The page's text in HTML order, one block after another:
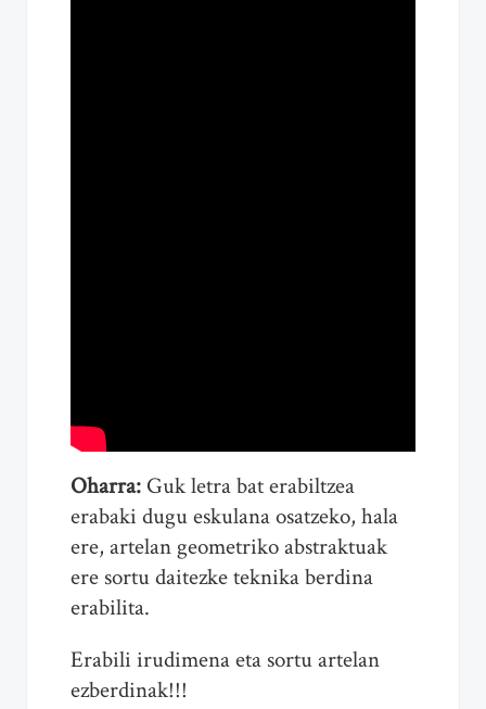
Oharra: Guk letra bat erabiltzea
erabaki dugu eskulana osatzeko, hala
ere, artelan geometriko abstraktuak
ere sortu daitezke teknika berdina
erabilita.
Erabili irudimena eta sortu artelan
ezberdinak!!!